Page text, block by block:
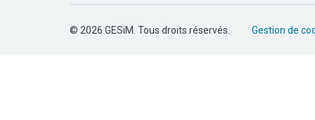
© 2026 GESiM. Tous droits réservés. Gestion de